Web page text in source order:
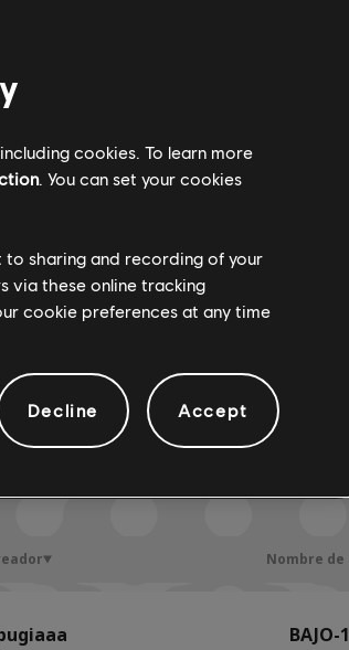
Nombre
TABLA DE
TABLA DE
Nombre de
BAJO-1
cookies. To learn more
. You can set your cookies
sharing and recording of your
via these online tracking
cookie preferences at any time
Decline Accept